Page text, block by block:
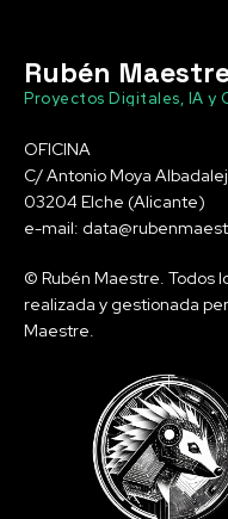
Rubén
Proyectos Digitales, IA y
OFICINA
C/ Antonio Moya
03204 Elche (Alicante)
e-mail:
© Rubén Maestre. Todos
realizada y gestionada
Maestre.